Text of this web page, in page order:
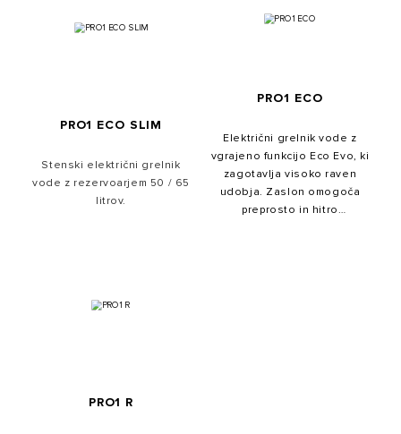
tehnologij, kot so ECO,
voljo so različice s
PRO1 ECO SLIM
Stenski električni grelnik
vode z rezervoarjem 50 / 65
litrov.
PRO1 ECO
Električni grelnik vode z
vgrajeno funkcijo Eco Evo, ki
zagotavlja visoko raven
udobja. Zaslon omogoča
preprosto in hitro
PRO1 R